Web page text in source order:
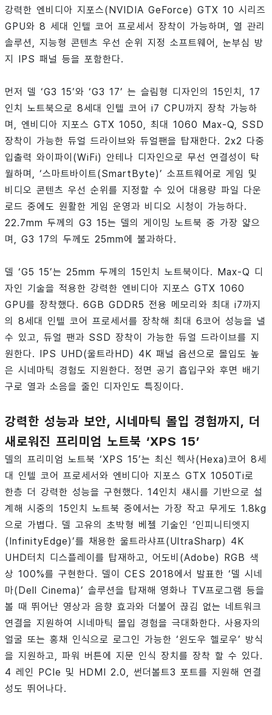
강력한 엔비디아 지포스(NVIDIA GeForce) GTX 10 시리즈
GPU와 8 세대 인텔 코어 프로세서 장착이 가능하며, 열 관리
솔루션, 지능형 콘텐츠 우선 순위 지정 소프트웨어, 눈부심 방
지 IPS 패널 등을 포함한다.
먼저 델 ‘G3 15’와 ‘G3 17’ 는 슬림형 디자인의 15인치, 17
인치 노트북으로 8세대 인텔 코어 i7 CPU까지 장착 가능하
며, 엔비디아 지포스 GTX 1050, 최대 1060 Max-Q, SSD
장착이 가능한 듀얼 드라이브와 듀얼팬을 탑재한다. 2x2 다중
입출력 와이파이(WiFi) 안테나 디자인으로 무선 연결성이 탁
월하며, ‘스마트바이트(SmartByte)’ 소프트웨어로 게임 및
비디오 콘텐츠 우선 순위를 지정할 수 있어 대용량 파일 다운
로드 중에도 원활한 게임 운영과 비디오 시청이 가능하다.
22.7mm 두께의 G3 15는 델의 게이밍 노트북 중 가장 얇으
며, G3 17의 두께도 25mm에 불과하다.
델 ‘G5 15’는 25mm 두께의 15인치 노트북이다. Max-Q 디
자인 기술을 적용한 강력한 엔비디아 지포스 GTX 1060
GPU를 장착했다. 6GB GDDR5 전용 메모리와 최대 i7까지
의 8세대 인텔 코어 프로세서를 장착해 최대 6코어 성능을 낼
수 있고, 듀얼 팬과 SSD 장착이 가능한 듀얼 드라이브를 지
원한다. IPS UHD(울트라HD) 4K 패널 옵션으로 몰입도 높
은 시네마틱 경험도 지원한다. 정면 공기 흡입구와 후면 배기
구로 열과 소음을 줄인 디자인도 특징이다.
강력한 성능과 보안, 시네마틱 몰입 경험까지, 더
새로워진 프리미엄 노트북 ‘XPS 15’
델의 프리미엄 노트북 ‘XPS 15’는 최신 헥사(Hexa)코어 8세
대 인텔 코어 프로세서와 엔비디아 지포스 GTX 1050Ti로
한층 더 강력한 성능을 구현했다. 14인치 섀시를 기반으로 설
계해 시중의 15인치 노트북 중에서는 가장 작고 무게도 1.8kg
으로 가볍다. 델 고유의 초박형 베젤 기술인 ‘인피니티엣지
(InfinityEdge)’를 채용한 울트라샤프(UltraSharp) 4K
UHD터치 디스플레이를 탑재하고, 어도비(Adobe) RGB 색
상 100%를 구현한다. 델이 CES 2018에서 발표한 ‘델 시네
마(Dell Cinema)’ 솔루션을 탑재해 영화나 TV프로그램 등을
볼 때 뛰어난 영상과 음향 효과와 더불어 끊김 없는 네트워크
연결을 지원하여 시네마틱 몰입 경험을 극대화한다. 사용자의
얼굴 또는 홍채 인식으로 로그인 가능한 ‘윈도우 헬로우’ 방식
을 지원하고, 파워 버튼에 지문 인식 장치를 장착 할 수 있다.
4 레인 PCIe 및 HDMI 2.0, 썬더볼트3 포트를 지원해 연결
성도 뛰어나다.